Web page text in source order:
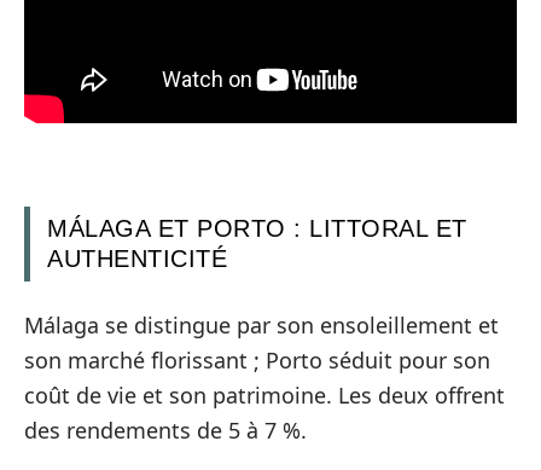
MÁLAGA ET PORTO : LITTORAL ET
AUTHENTICITÉ
Málaga se distingue par son ensoleillement et
son marché florissant ; Porto séduit pour son
coût de vie et son patrimoine. Les deux offrent
des rendements de 5 à 7 %.